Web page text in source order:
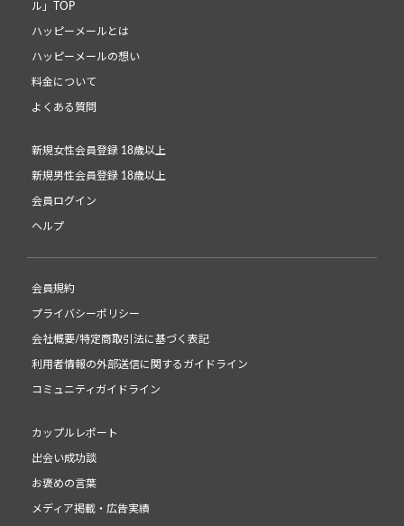
ル」TOP
ハッピーメールとは
ハッピーメールの想い
料金について
よくある質問
新規女性会員登録 18歳以上
新規男性会員登録 18歳以上
会員ログイン
ヘルプ
会員規約
プライバシーポリシー
会社概要/特定商取引法に基づく表記
利用者情報の外部送信に関するガイドライン
コミュニティガイドライン
カップルレポート
出会い成功談
お褒めの言葉
メディア掲載・広告実績